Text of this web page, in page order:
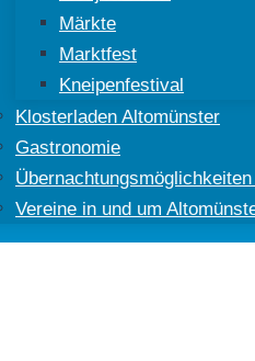
Märkte
Marktfest
Kneipenfestival
Klosterladen Altomünster
Gastronomie
Vereine in und um